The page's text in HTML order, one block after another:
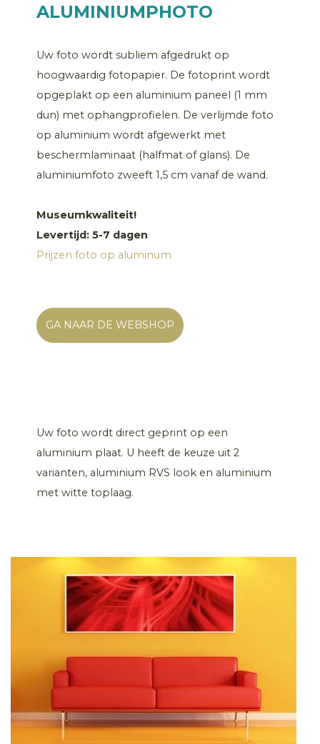
ALUMINIUMPHOTO
Uw foto wordt subliem afgedrukt op
hoogwaardig fotopapier. De fotoprint wordt
opgeplakt op een aluminium paneel (1 mm
dun) met ophangprofielen. De verlijmde foto
op aluminium wordt afgewerkt met
beschermlaminaat (halfmat of glans). De
aluminiumfoto zweeft 1,5 cm vanaf de wand.
Museumkwaliteit!
Levertijd: 5-7 dagen
Prijzen foto op aluminum
GA NAAR DE WEBSHOP
Uw foto wordt direct geprint op een
aluminium plaat. U heeft de keuze uit 2
varianten, aluminium RVS look en aluminium
met witte toplaag.